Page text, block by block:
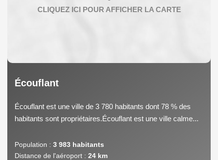
Écouflant
Écouflant est une ville de 3 780 habitants dont 78 % des
habitants sont propriétaires.Écouflant est une ville calme...
Population : 3 983 habitants
Distance de l'aéroport : 24 km